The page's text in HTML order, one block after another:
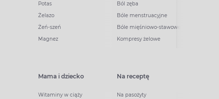
Potas
Żelazo
Żeń-szeń
Magnez
Ból zęba
Bóle menstruacyjne
Bóle mięśniowo-stawowe
Kompresy żelowe
Mama i dziecko
Witaminy w ciąży
Na receptę
Na pasożyty